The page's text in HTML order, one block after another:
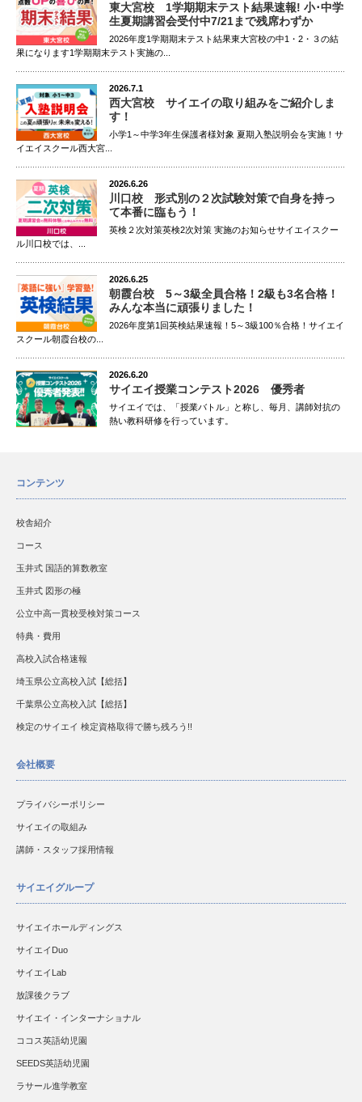
東大宮校 1学期期末テスト結果速報! 小･中学
生夏期講習会受付中7/21まで残席わずか
2026年度1学期期末テスト結果東大宮校の中1・2・３の結
果になります1学期期末テスト実施の...
2026.7.1
西大宮校 サイエイの取り組みをご紹介しま
す！
小学1～中学3年生保護者様対象 夏期入塾説明会を実施！サ
イエイスクール西大宮...
2026.6.26
川口校 形式別の２次試験対策で自身を持っ
て本番に臨もう！
英検２次対策英検2次対策 実施のお知らせサイエイスクー
ル川口校では、...
2026.6.25
朝霞台校 5～3級全員合格！2級も3名合格！
みんな本当に頑張りました！
2026年度第1回英検結果速報！5～3級100％合格！サイエイ
スクール朝霞台校の...
2026.6.20
サイエイ授業コンテスト2026 優秀者
サイエイでは、「授業バトル」と称し、毎月、講師対抗の
熱い教科研修を行っています。
コンテンツ
校舎紹介
コース
玉井式 国語的算数教室
玉井式 図形の極
公立中高一貫校受検対策コース
特典・費用
高校入試合格速報
埼玉県公立高校入試【総括】
千葉県公立高校入試【総括】
検定のサイエイ 検定資格取得で勝ち残ろう!!
会社概要
プライバシーポリシー
サイエイの取組み
講師・スタッフ採用情報
サイエイグループ
サイエイホールディングス
サイエイDuo
サイエイLab
放課後クラブ
サイエイ・インターナショナル
ココス英語幼児園
SEEDS英語幼児園
ラサール進学教室